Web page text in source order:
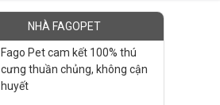
NHÀ FAGOPET
Fago Pet cam kết 100% thú
cưng thuần chủng, không cận
huyết